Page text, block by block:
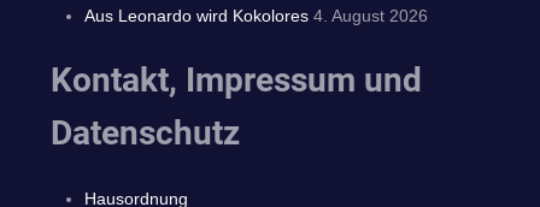
Aus Leonardo wird Kokolores 4. August 2026
Kontakt, Impressum und
Datenschutz
Hausordnung